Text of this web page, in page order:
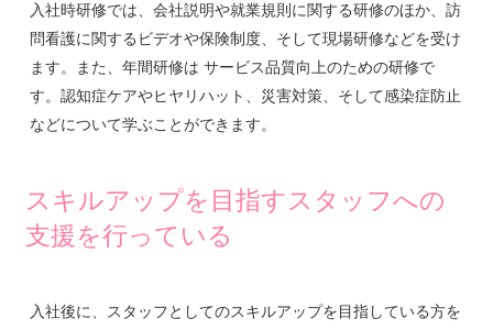
入社時研修では、会社説明や就業規則に関する研修のほか、訪
問看護に関するビデオや保険制度、そして現場研修などを受け
ます。また、年間研修は サービス品質向上のための研修で
す。認知症ケアやヒヤリハット、災害対策、そして感染症防止
などについて学ぶことができます。
スキルアップを目指すスタッフへの
支援を行っている
入社後に、スタッフとしてのスキルアップを目指している方を